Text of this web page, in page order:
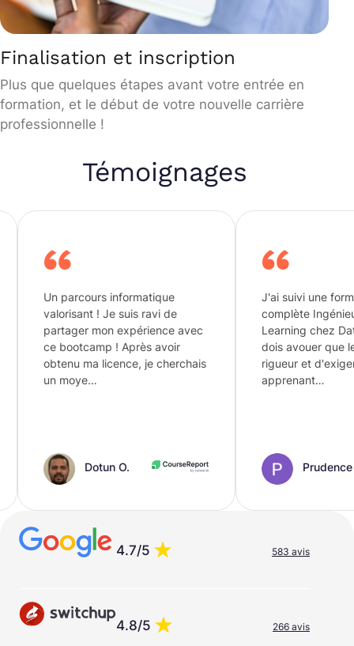
Finalisation et inscription
Plus que quelques étapes avant votre entrée en
formation, et le début de votre nouvelle carrière
professionnelle !
Témoignages
informatique
! Je suis ravi de
mon expérience avec
! Après avoir
ma licence, je cherchais
Dotun O.
J'ai suivi une formation
complète Ingénieur Machine
Learning chez DataScientest. je
dois avouer que le niveau de
rigueur et d'exigence aux
Prudence A.
4.7/5 583 avis
4.8/5 266 avis